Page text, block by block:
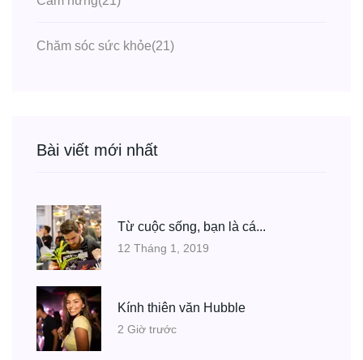
Chăm sóc sức khỏe(21)
Bài viết mới nhất
Từ cuộc sống, bạn là cá...
12 Tháng 1, 2019
Kính thiên văn Hubble
2 Giờ trước